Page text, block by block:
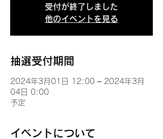
受付が終了しました
他のイベントを見る
抽選受付期間
2024年3月01日 12:00 – 2024年3月
04日 0:00
予定
イベントについて